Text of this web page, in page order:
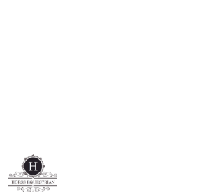
NAZWA
PRODUCENTA:
HORSS
EQUESTRIAN